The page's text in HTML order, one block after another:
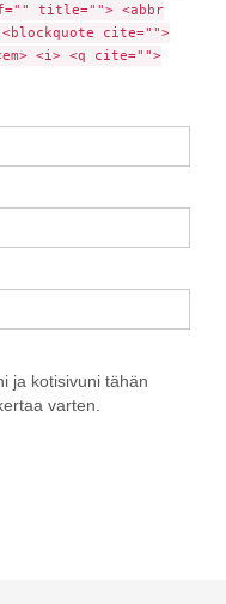
title=""> <abbr
cite="">
<i> <q cite="">
ja kotisivuni tähän
varten.